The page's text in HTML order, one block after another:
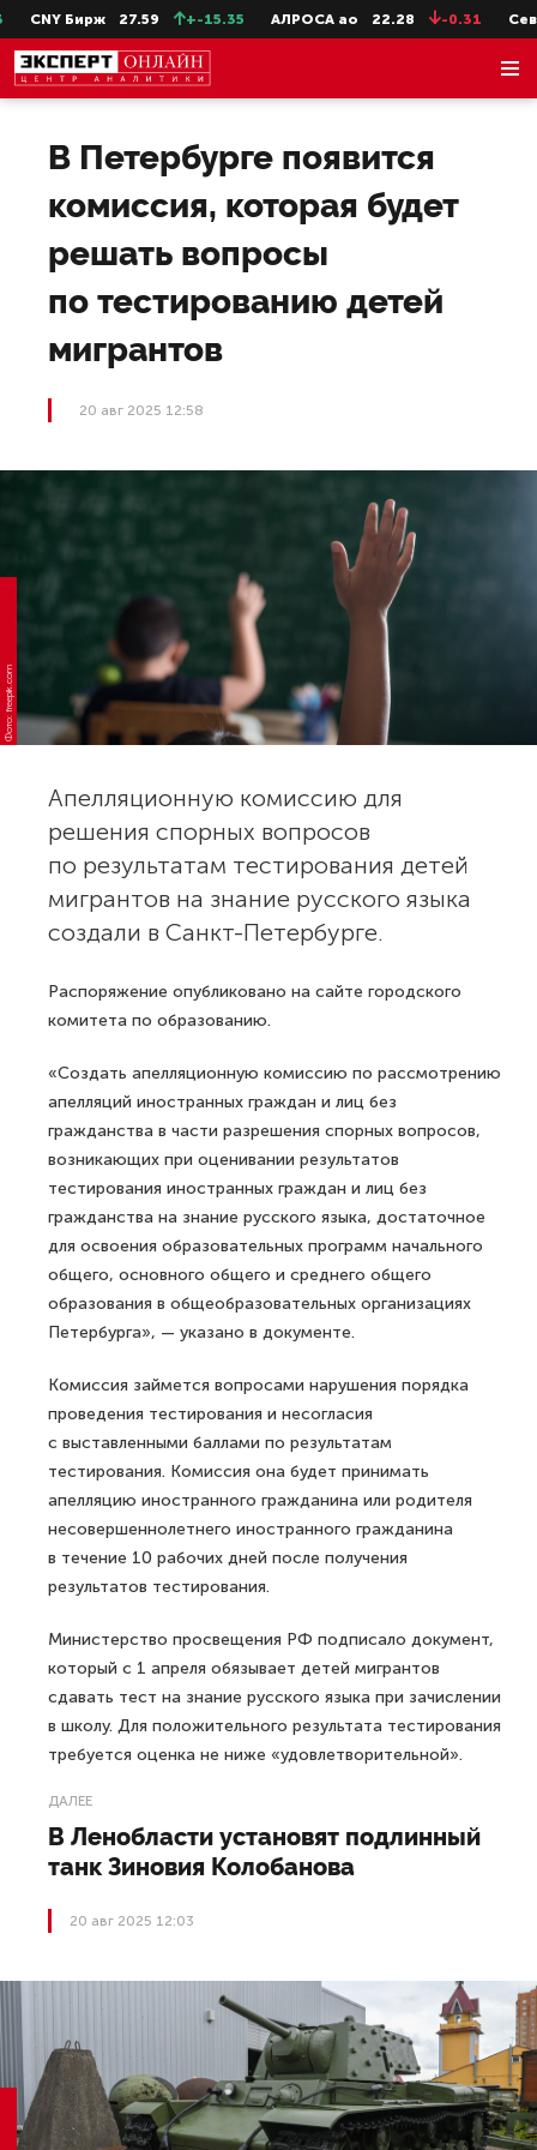
CNY Бирж 27.59 +-15.35 АЛРОСА ао 22.28 -0.31
В Петербурге появится
комиссия, которая будет
решать вопросы
по тестированию детей
мигрантов
20 авг 2025 12:58
Фото: freepik.com
Апелляционную комиссию для
решения спорных вопросов
по результатам тестирования детей
мигрантов на знание русского языка
создали в Санкт-Петербурге.
Распоряжение опубликовано на сайте городского
комитета по образованию.
«Создать апелляционную комиссию по рассмотрению
апелляций иностранных граждан и лиц без
гражданства в части разрешения спорных вопросов,
возникающих при оценивании результатов
тестирования иностранных граждан и лиц без
гражданства на знание русского языка, достаточное
для освоения образовательных программ начального
общего, основного общего и среднего общего
образования в общеобразовательных организациях
Петербурга», — указано в документе.
Комиссия займется вопросами нарушения порядка
проведения тестирования и несогласия
с выставленными баллами по результатам
тестирования. Комиссия она будет принимать
апелляцию иностранного гражданина или родителя
несовершеннолетнего иностранного гражданина
в течение 10 рабочих дней после получения
результатов тестирования.
Министерство просвещения РФ подписало документ,
который с 1 апреля обязывает детей мигрантов
сдавать тест на знание русского языка при зачислении
в школу. Для положительного результата тестирования
требуется оценка не ниже «удовлетворительной».
ДАЛЕЕ
В Ленобласти установят подлинный
танк Зиновия Колобанова
20 авг 2025 12:03